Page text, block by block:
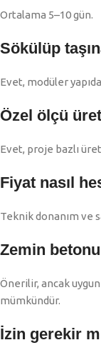
Ortalama 5–10 gün.
Sökülüp
Evet, modüler
Özel ölçü
Evet, proje bazlı
Fiyat nasıl
Teknik donanım ve
Zemin
Önerilir, ancak
mümkündür.
İzin gerekir